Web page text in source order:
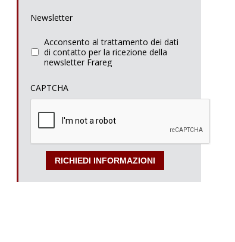
Newsletter
Acconsento al trattamento dei dati
di contatto per la ricezione della
newsletter Frareg
CAPTCHA